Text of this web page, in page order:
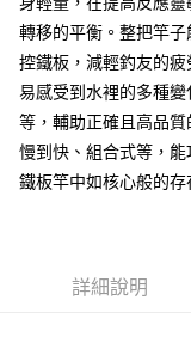
台新國際商業銀行
台灣樂天信用卡公司
ATM付款
運送方式
新竹貨運
付款後門市自取
轉移的平衡。整把竿
控鐵板，減輕釣友的
易感受到水裡的多種
等，輔助正確且高品
慢到快、組合式等，
鐵板竿中如核心般的存
詳細說明